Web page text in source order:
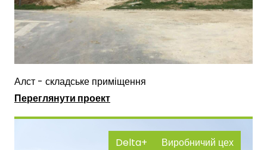
Алст - складське приміщення
Переглянути проект
Delta+ Виробничий цех